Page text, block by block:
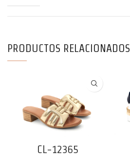
PRODUCTOS RELACIONADOS
CL-12365